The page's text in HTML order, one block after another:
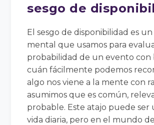
sesgo de
El sesgo de disponibilidad es
mental que usamos para
probabilidad de un evento con
cuán fácilmente podemos
algo nos viene a la mente con
asumimos que es común,
probable. Este atajo puede ser
vida diaria, pero en el mundo